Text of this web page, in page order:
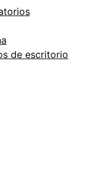
de escritorio